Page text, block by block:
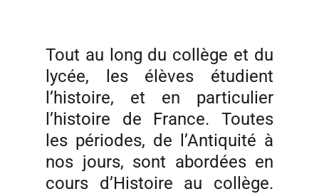
Tout au long du collège et du
lycée, les élèves étudient
l’histoire, et en particulier
l’histoire de France. Toutes
les périodes, de l’Antiquité à
nos jours, sont abordées en
cours d’Histoire au collège.